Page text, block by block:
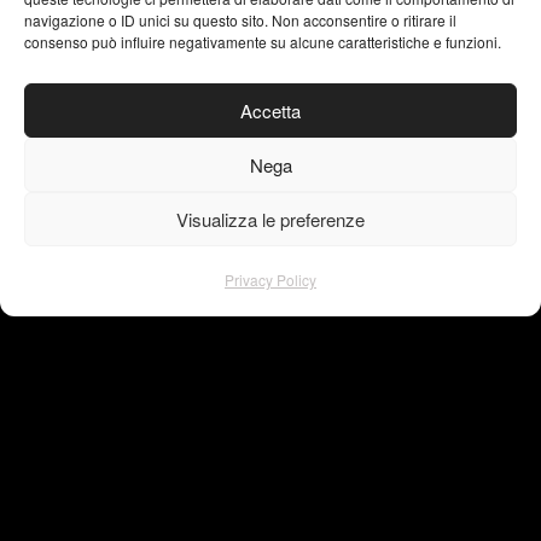
navigazione o ID unici su questo sito. Non acconsentire o ritirare il
consenso può influire negativamente su alcune caratteristiche e funzioni.
Accetta
Nega
Visualizza le preferenze
Privacy Policy
instagram
facebook
© Copyright – VISU4L